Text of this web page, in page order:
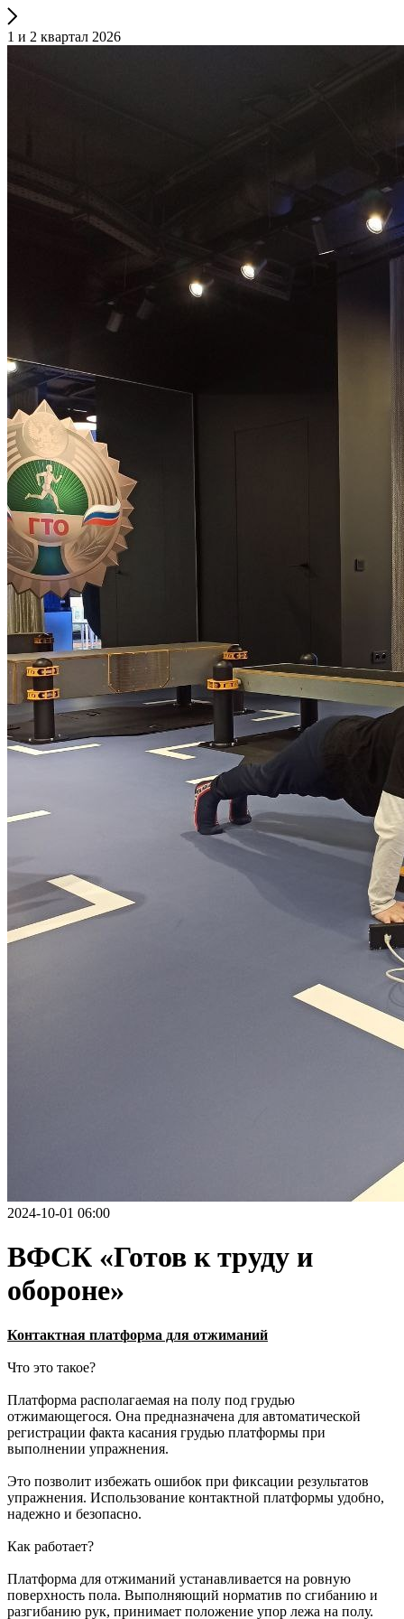
1 и 2 квартал 2026
2024-10-01 06:00
ВФСК «Готов к труду и
обороне»
Контактная платформа для отжиманий
Что это такое?
Платформа располагаемая на полу под грудью
отжимающегося. Она предназначена для автоматической
регистрации факта касания грудью платформы при
выполнении упражнения.
Это позволит избежать ошибок при фиксации результатов
упражнения. Использование контактной платформы удобно,
надежно и безопасно.
Как работает?
Платформа для отжиманий устанавливается на ровную
поверхность пола. Выполняющий норматив по сгибанию и
разгибанию рук, принимает положение упор лежа на полу.